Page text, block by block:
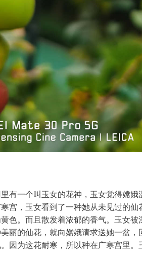
有一个叫玉女的花神，玉女觉得嫦
宫，玉女看到了一种她从未见过的
色。而且散发着浓郁的香气。玉女
丽的仙花，就向嫦娥请求送她一盆
因为这花耐寒，所以种在广寒宫里。